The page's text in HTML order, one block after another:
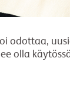
odottaa,
olla